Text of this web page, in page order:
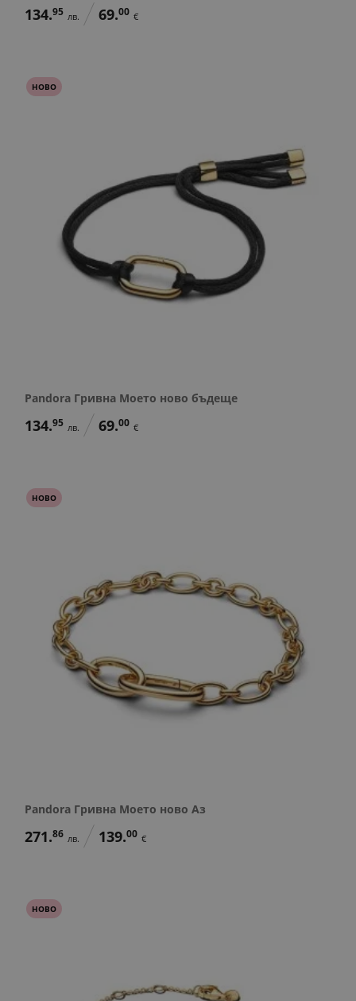
134.95 лв. 69.00 €
НОВО
Pandora Гривна Моето ново бъдеще
134.95 лв. 69.00 €
НОВО
Pandora Гривна Моето ново Аз
271.86 лв. 139.00 €
НОВО